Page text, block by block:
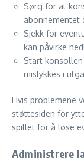
Sørg for at
abonnementet
Sjekk for
kan påvirke
Start
mislykkes i
Hvis problemene
støttesiden for
spillet for å løse
Administrere